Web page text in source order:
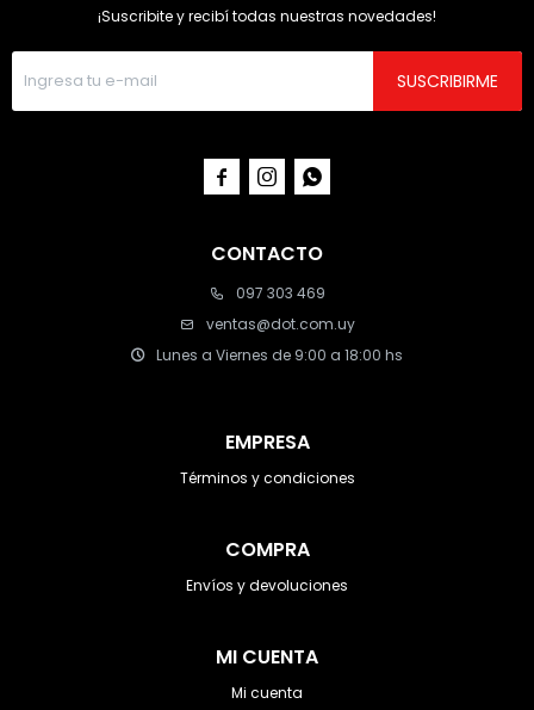
CONTACTO
097 303 469
ventas@dot.com.uy
Lunes a Viernes de 9:00 a 18:00 hs
EMPRESA
Términos y condiciones
COMPRA
Envíos y devoluciones
MI CUENTA
Mi cuenta
¡Suscribite y recibí todas nuestras novedades!
SUSCRIBIRME
  